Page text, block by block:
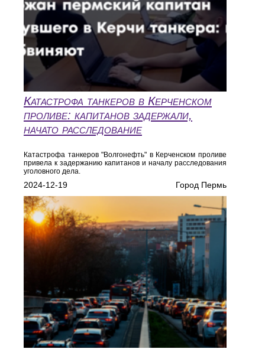
Катастрофа танкеров в Керченском
проливе: капитанов задержали,
начато расследование
Катастрофа танкеров "Волгонефть" в Керченском проливе
привела к задержанию капитанов и началу расследования
уголовного дела.
2024-12-19 Город Пермь